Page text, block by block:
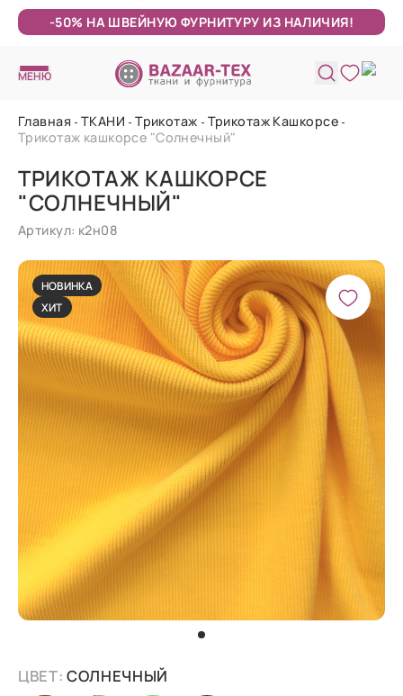
-50% НА ШВЕЙНУЮ ФУРНИТУРУ ИЗ НАЛИЧИЯ!
МЕНЮ
Главная ТКАНИ Трикотаж
Трикотаж Кашкорсе
Трикотаж кашкорсе "Солнечный"
ТРИКОТАЖ КАШКОРСЕ
"СОЛНЕЧНЫЙ"
Артикул: к2н08
НОВИНКА
ХИТ
ЦВЕТ:СОЛНЕЧНЫЙ